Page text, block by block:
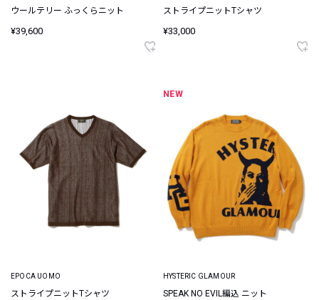
ウールテリー ふっくらニット
¥39,600
ストライプニットTシャツ
¥33,000
EPOCA UOMO
ストライプニットTシャツ
NEW
HYSTERIC GLAMOUR
SPEAK NO EVIL編込 ニット